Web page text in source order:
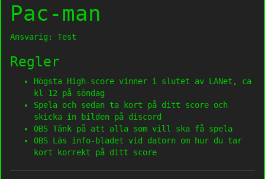
Pac-man
Ansvarig: Test
Regler
Högsta High-score vinner i slutet av LANet, ca
kl 12 på söndag
Spela och sedan ta kort på ditt score och
skicka in bilden på discord
OBS Tänk på att alla som vill ska få spela
OBS Läs info-bladet vid datorn om hur du tar
kort korrekt på ditt score